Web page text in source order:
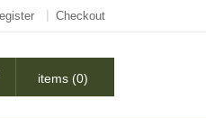
Checkout
items (0)